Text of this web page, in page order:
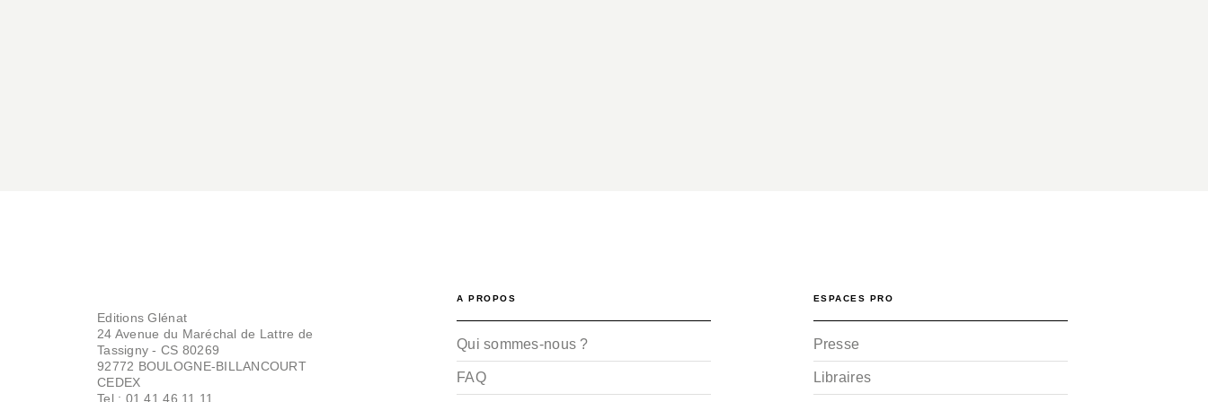
Editions Glénat
24 Avenue du Maréchal de Lattre de
Tassigny - CS 80269
92772 BOULOGNE-BILLANCOURT
CEDEX
Tel : 01.41.46.11.11
A PROPOS
Qui sommes-nous ?
FAQ
ESPACES PRO
Presse
Libraires